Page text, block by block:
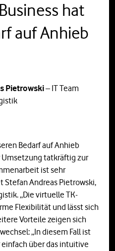
hat
auf Anhieb
Pietrowski– IT Team
Bedarf auf Anhieb
Umsetzung tatkräftig zur
ist sehr
Stefan Andreas Pietrowski,
„Die virtuelle TK-
Flexibilität und lässt sich
Vorteile zeigen sich
„In diesem Fall ist
über das intuitive